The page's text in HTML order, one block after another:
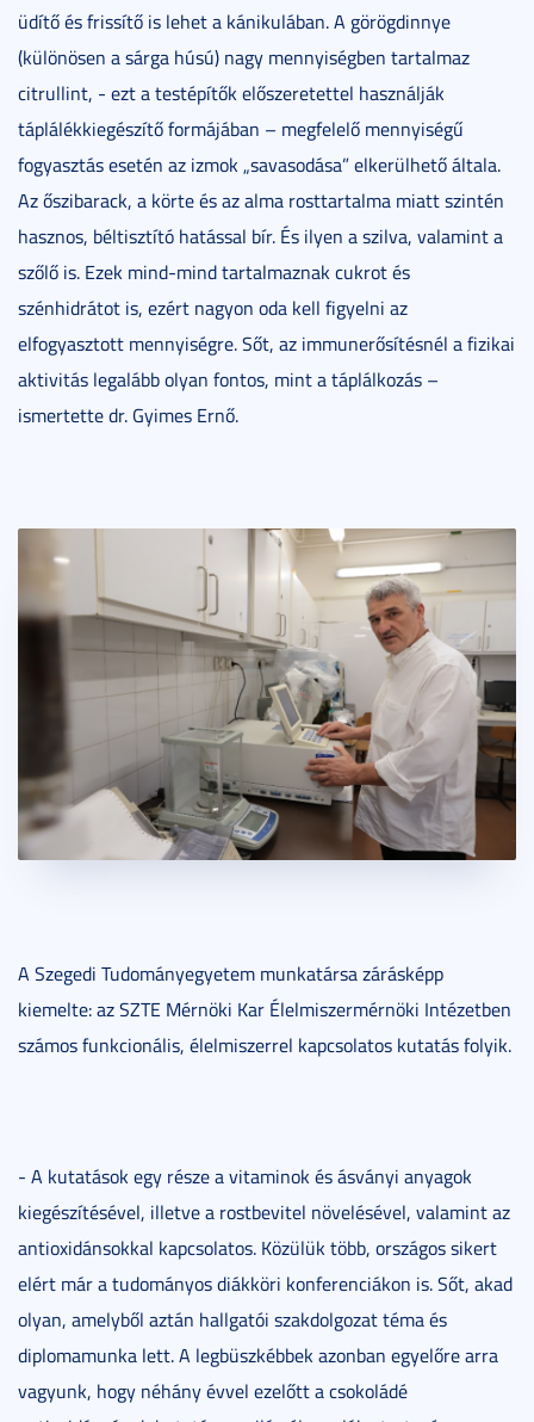
üdítő és frissítő is lehet a kánikulában. A görögdinnye
(különösen a sárga húsú) nagy mennyiségben tartalmaz
citrullint, - ezt a testépítők előszeretettel használják
táplálékkiegészítő formájában – megfelelő mennyiségű
fogyasztás esetén az izmok „savasodása” elkerülhető általa.
Az őszibarack, a körte és az alma rosttartalma miatt szintén
hasznos, béltisztító hatással bír. És ilyen a szilva, valamint a
szőlő is. Ezek mind-mind tartalmaznak cukrot és
szénhidrátot is, ezért nagyon oda kell figyelni az
elfogyasztott mennyiségre. Sőt, az immunerősítésnél a fizikai
aktivitás legalább olyan fontos, mint a táplálkozás –
ismertette dr. Gyimes Ernő.
A Szegedi Tudományegyetem munkatársa zárásképp
kiemelte: az SZTE Mérnöki Kar Élelmiszermérnöki Intézetben
számos funkcionális, élelmiszerrel kapcsolatos kutatás folyik.
- A kutatások egy része a vitaminok és ásványi anyagok
kiegészítésével, illetve a rostbevitel növelésével, valamint az
antioxidánsokkal kapcsolatos. Közülük több, országos sikert
elért már a tudományos diákköri konferenciákon is. Sőt, akad
olyan, amelyből aztán hallgatói szakdolgozat téma és
diplomamunka lett. A legbüszkébbek azonban egyelőre arra
vagyunk, hogy néhány évvel ezelőtt a csokoládé